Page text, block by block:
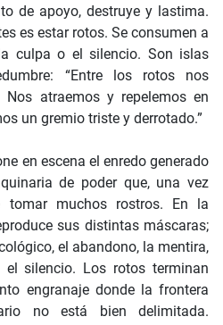
de apoyo, destruye y lastima.
es estar rotos. Se consumen a
culpa o el silencio. Son islas
“Entre los rotos nos
Nos atraemos y repelemos en
un gremio triste y derrotado.”
en escena el enredo generado
de poder que, una vez
tomar muchos rostros. En la
sus distintas máscaras;
el abandono, la mentira,
silencio. Los rotos terminan
engranaje donde la frontera
no está bien delimitada.